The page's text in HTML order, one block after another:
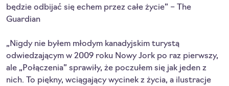
będzie odbijać się echem przez całe życie” – The
Guardian
„Nigdy nie byłem młodym kanadyjskim turystą
odwiedzającym w 2009 roku Nowy Jork po raz pierwszy,
ale „Połączenia” sprawiły, że poczułem się jak jeden z
nich. To piękny, wciągający wycinek z życia, a ilustracje